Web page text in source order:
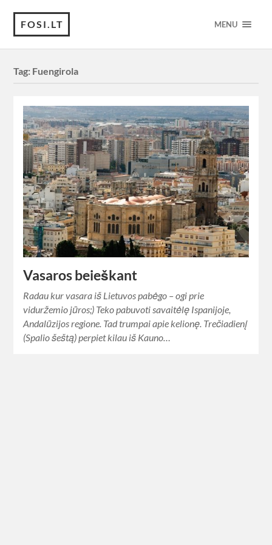
FOSI.LT MENU
Tag: Fuengirola
Vasaros beieškant
Radau kur vasara iš Lietuvos pabėgo – ogi prie
viduržemio jūros;) Teko pabuvoti savaitėlę Ispanijoje,
Andalūzijos regione. Tad trumpai apie kelionę. Trečiadienį
(Spalio šeštą) perpiet kilau iš Kauno…